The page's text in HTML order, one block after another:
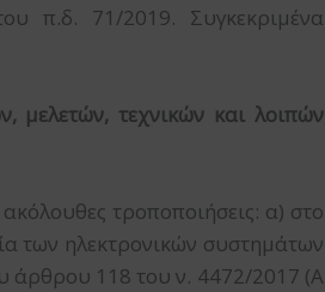
π.δ. 71/2019. Συγκεκριμένα
τεχνικών και λοιπών
τροποποιήσεις: α) στο
των ηλεκτρονικών συστημάτων
άρθρου 118 του ν. 4472/2017 (Α΄